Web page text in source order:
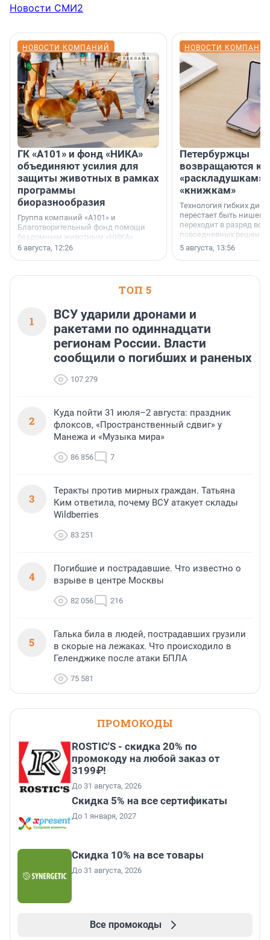
Новости СМИ2
НОВОСТИ КОМПАНИЙ
ГК «А101» и фонд «НИКА»
объединяют усилия для
защиты животных в рамках
программы
биоразнообразия
Группа компаний «А101» и
Благотворительный фонд помощи
бездомным животным «НИКА»
заключили соглашение о
6 августа, 12:26
НОВОСТИ
Петербуржцы
возвращаются к
«раскладушкам»
«книжкам»
Технология гибких
перестает быть
переходит в разряд
повседневных
5 августа, 13:56
ТОП 5
1
ВСУ ударили дронами и
ракетами по одиннадцати
регионам России. Власти
сообщили о погибших и раненых
107 279
2
Куда пойти 31 июля–2 августа: праздник
флоксов, «Пространственный сдвиг» у
Манежа и «Музыка мира»
86 856 7
3
Теракты против мирных граждан. Татьяна
Ким ответила, почему ВСУ атакует склады
Wildberries
83 251
4
Погибшие и пострадавшие. Что известно о
взрыве в центре Москвы
82 056 216
5
Галька била в людей, пострадавших грузили
в скорые на лежаках. Что происходило в
Геленджике после атаки БПЛА
75 581
ПРОМОКОДЫ
ROSTIC'S - скидка 20% по
промокоду на любой заказ от
3199₽!
До 31 августа, 2026
Скидка 5% на все сертификаты
До 1 января, 2027
Скидка 10% на все товары
До 31 августа, 2026
Все промокоды